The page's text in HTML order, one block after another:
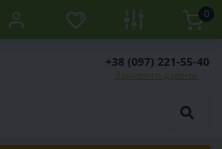
0
+38 (097) 221-55-40
Замовити дзвінок